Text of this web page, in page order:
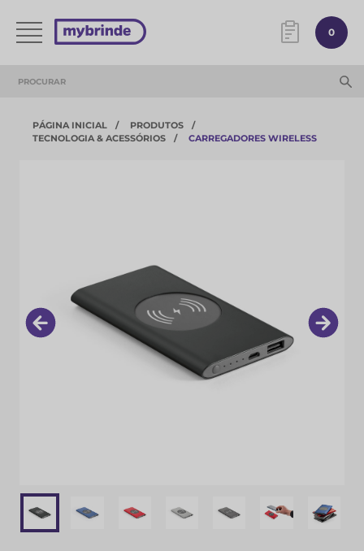
0
PÁGINA INICIAL
PRODUTOS
TECNOLOGIA & ACESSÓRIOS​
CARREGADORES WIRELESS